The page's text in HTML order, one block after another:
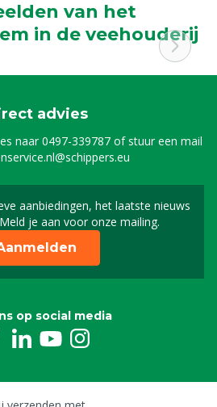
van het
in de veehouderij
advies
naar0497-339787of stuur een mail
aanbiedingen, het laatste nieuws
je aan voor onze mailing.
Schrijf je in voor onze
op social media